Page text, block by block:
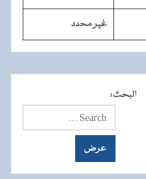
غير محدد
البحث: